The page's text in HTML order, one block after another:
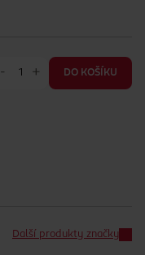
- + DO KOŠÍKU
Další produkty značky